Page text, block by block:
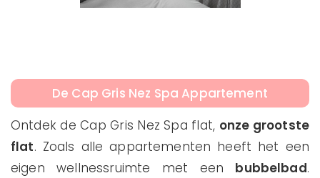
De Cap Gris Nez Spa Appartement
Ontdek de Cap Gris Nez Spa flat, onze grootste
flat. Zoals alle appartementen heeft het een
eigen wellnessruimte met een bubbelbad.